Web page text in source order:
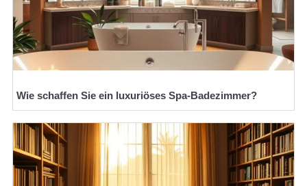
Wie schaffen Sie ein luxuriöses Spa-Badezimmer?